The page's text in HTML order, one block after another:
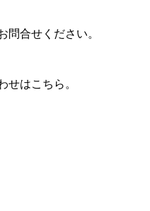
問合せください。
せはこちら。